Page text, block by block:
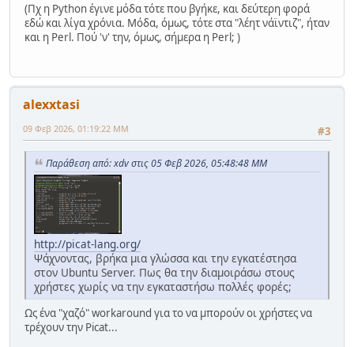
(Πχ η Python έγινε μόδα τότε που βγήκε, και δεύτερη φορά
εδώ και λίγα χρόνια. Μόδα, όμως, τότε στα "λέητ νάϊντιζ", ήταν
και η Perl. Πού 'ν' την, όμως, σήμερα η Perl; )
alexxtasi
#3
09 Φεβ 2026, 01:19:22 ΜΜ
Παράθεση από: xdv στις 05 Φεβ 2026, 05:48:48 ΜΜ
http://picat-lang.org/
Ψάχνοντας, βρήκα μια γλώσσα και την εγκατέστησα
στον Ubuntu Server. Πως θα την διαμοιράσω στους
χρήστες χωρίς να την εγκαταστήσω πολλές φορές;
Ως ένα "χαζό" workaround για το να μπορούν οι χρήστες να
τρέχουν την Picat...